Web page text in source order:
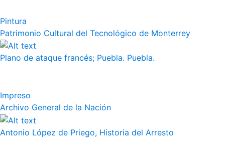
Pintura
Patrimonio Cultural del Tecnológico de Monterrey
Plano de ataque francés; Puebla. Puebla.
Impreso
Archivo General de la Nación
Antonio López de Priego, Historia del Arresto